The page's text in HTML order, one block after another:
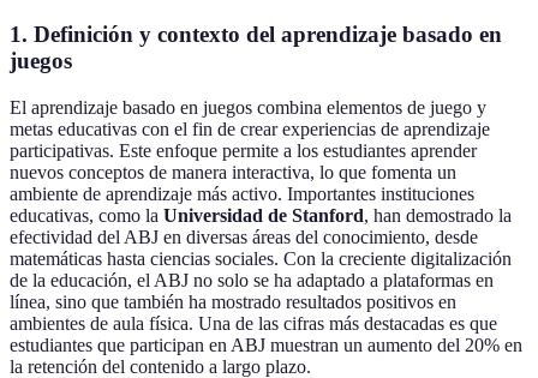
1. Definición y contexto del aprendizaje basado en
juegos
El aprendizaje basado en juegos combina elementos de juego y
metas educativas con el fin de crear experiencias de aprendizaje
participativas. Este enfoque permite a los estudiantes aprender
nuevos conceptos de manera interactiva, lo que fomenta un
ambiente de aprendizaje más activo. Importantes instituciones
educativas, como la Universidad de Stanford, han demostrado la
efectividad del ABJ en diversas áreas del conocimiento, desde
matemáticas hasta ciencias sociales. Con la creciente digitalización
de la educación, el ABJ no solo se ha adaptado a plataformas en
línea, sino que también ha mostrado resultados positivos en
ambientes de aula física. Una de las cifras más destacadas es que
estudiantes que participan en ABJ muestran un aumento del 20% en
la retención del contenido a largo plazo.